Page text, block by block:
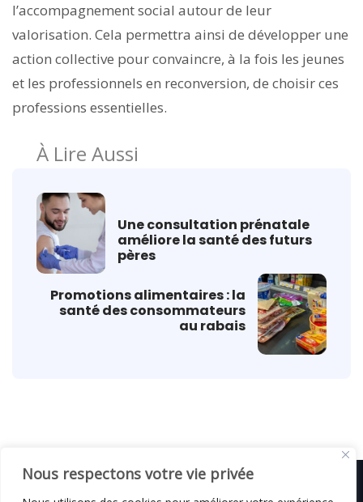
Nous respectons votre vie privée
l’accompagnement social autour de leur
valorisation. Cela permettra ainsi de développer une
action collective pour convaincre, à la fois les jeunes
et les professionnels en reconversion, de choisir ces
professions essentielles.
À Lire Aussi
Une consultation prénatale
améliore la santé des futurs
pères
Promotions alimentaires : la
santé des consommateurs
au rabais